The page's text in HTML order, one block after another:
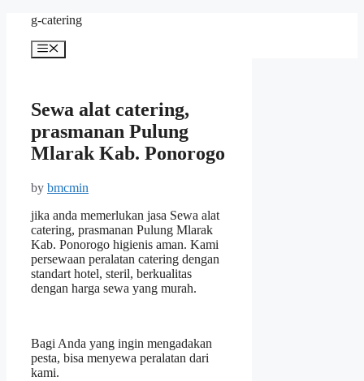
content
g-catering
Menu
Sewa alat catering,
prasmanan Pulung
Mlarak Kab. Ponorogo
by bmcmin
jika anda memerlukan jasa Sewa alat
catering, prasmanan Pulung Mlarak
Kab. Ponorogo higienis aman. Kami
persewaan peralatan catering dengan
standart hotel, steril, berkualitas
dengan harga sewa yang murah.
Bagi Anda yang ingin mengadakan
pesta, bisa menyewa peralatan dari
kami.